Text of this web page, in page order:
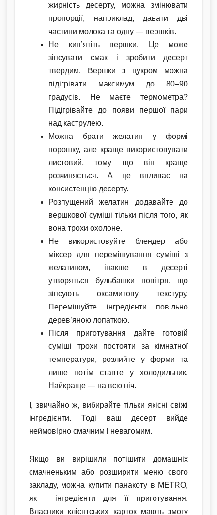
жирність десерту, можна змінювати
пропорції, наприклад, давати дві
частини молока та одну — вершків.
Не кип’ятіть вершки. Це може
зіпсувати смак і зробити десерт
твердим. Вершки з цукром можна
підігрівати максимум до 80–90
градусів. Не маєте термометра?
Підігрівайте до появи першої пари
над каструлею.
Можна брати желатин у формі
порошку, але краще використовувати
листовий, тому що він краще
розчиняється. А це впливає на
консистенцію десерту.
Розпущений желатин додавайте до
вершкової суміші тільки після того, як
вона трохи охолоне.
Не використовуйте блендер або
міксер для перемішування суміші з
желатином, інакше в десерті
утворяться бульбашки повітря, що
зіпсують оксамитову текстуру.
Перемішуйте інгредієнти повільно
дерев’яною лопаткою.
Після приготування дайте готовій
суміші трохи постояти за кімнатної
температури, розлийте у форми та
лише потім ставте у холодильник.
Найкраще — на всю ніч.
І, звичайно ж, вибирайте тільки якісні свіжі
інгредієнти. Тоді ваш десерт вийде
неймовірно смачним і невагомим.
Якщо ви вирішили потішити домашніх
смачненьким або розширити меню свого
закладу, можна купити панакоту в METRO,
як і інгредієнти для її приготування.
Власники клієнтських карток мають змогу